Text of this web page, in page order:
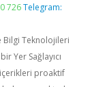
726 Telegram:
Bilgi Teknolojileri
Yer Sağlayıcı
proaktif